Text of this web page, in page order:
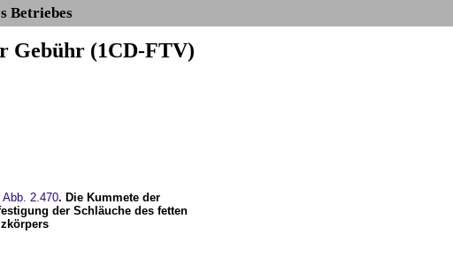
Betriebes
Gebühr (1CD-FTV)
Abb. 2.470. Die Kummete der
der Schläuche des fetten